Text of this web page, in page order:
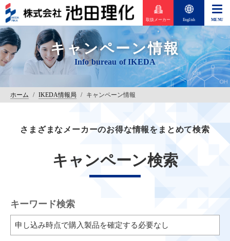
取扱メーカー English
キャンペーン情報
ホーム / IKEDA情報局 / キャンペーン情報
さまざまなメーカーのお得な情報をまとめて検索
キャンペーン検索
キーワード検索